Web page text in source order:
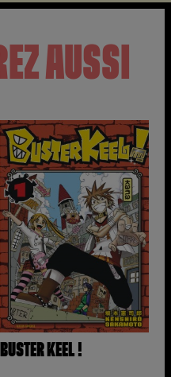
AUSSI
BUSTER KEEL !